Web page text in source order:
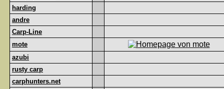
harding
andre
Carp-Line
mote
azubi
rusty carp
carphunters.net